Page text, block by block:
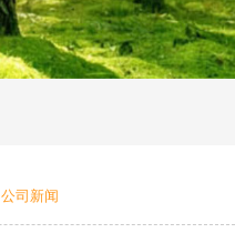
公司新闻